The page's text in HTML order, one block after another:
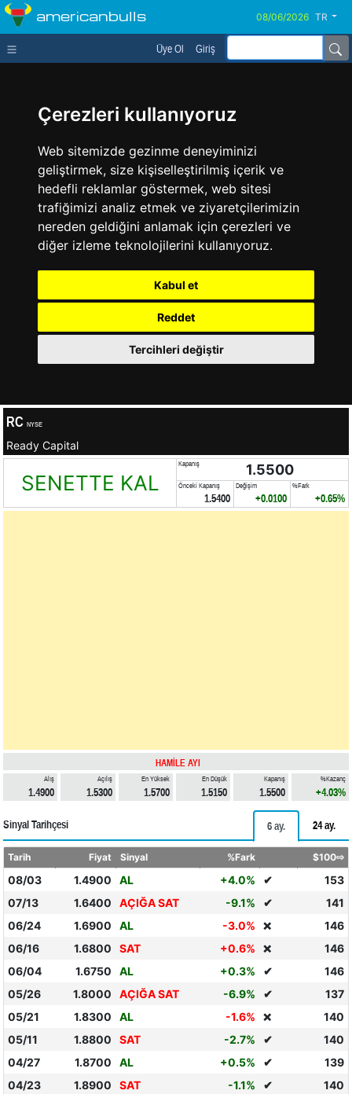
Çerezleri kullanıyoruz
Web sitemizde gezinme deneyiminizi
geliştirmek, size kişiselleştirilmiş içerik ve
hedefli reklamlar göstermek, web sitesi
trafiğimizi analiz etmek ve ziyaretçilerimizin
nereden geldiğini anlamak için çerezleri ve
diğer izleme teknolojilerini kullanıyoruz.
Kabul et
Reddet
Tercihleri değiştir
americanbulls TR
Üye Ol Giriş
RC NYSE
Ready Capital
SENETTE KAL
Kapanış 1.5500
Önceki Kapanış
1.5400
Değişim
+0.0100
%Fark
+0.65%
HAMİLE AYI
Alış
1.4900
Açılış
1.5300
En Yüksek
1.5700
En Düşük
1.5150
Kapanış
1.5500
%Kazanç
+4.03%
Sinyal Tarihçesi 6 ay. 24 ay.
Tarih Fiyat Sinyal %Fark $100⇨
08/03 1.4900 AL +4.0% ✔
153
07/13
1.6400 AÇIĞA SAT -9.1% ✔
141
06/24
1.6900 AL -3.0% ❌
146
06/16
1.6800 SAT +0.6% ❌
146
06/04
1.6750 AL +0.3% ✔
146
05/26
1.8000 AÇIĞA SAT -6.9% ✔
137
05/21
1.8300 AL -1.6% ❌
140
05/11
1.8800 SAT -2.7% ✔
140
04/27
1.8700 AL +0.5% ✔
139
04/23
1.8900 SAT -1.1% ✔
140